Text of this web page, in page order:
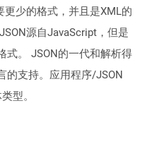
更少的格式，并且是XML的
源自JavaScript，但是
式。 JSON的一代和解析得
的支持。应用程序/JSON
型。